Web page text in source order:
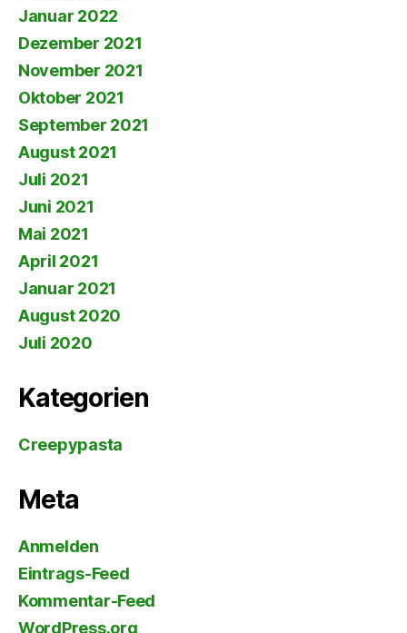
Januar 2022
Dezember 2021
November 2021
Oktober 2021
September 2021
August 2021
Juli 2021
Juni 2021
Mai 2021
April 2021
Januar 2021
August 2020
Juli 2020
Kategorien
Creepypasta
Meta
Anmelden
Eintrags-Feed
Kommentar-Feed
WordPress.org